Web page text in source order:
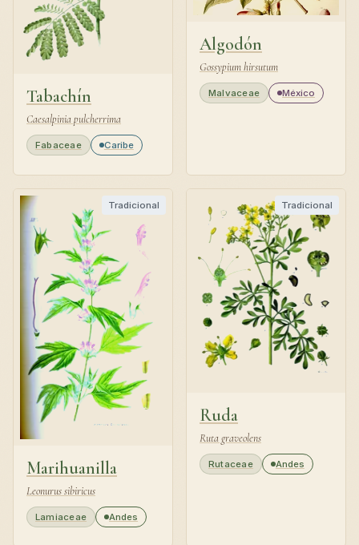
Tabachín
Caesalpinia pulcherrima
Fabaceae Caribe
Algodón
Gossypium hirsutum
Malvaceae México
Tradicional
Marihuanilla
Leonurus sibiricus
Lamiaceae Andes
Tradicional
Ruda
Ruta graveolens
Rutaceae Andes